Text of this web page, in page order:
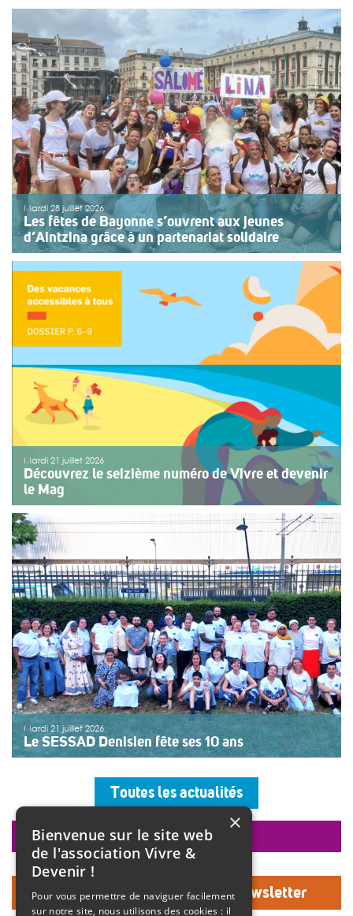
Mardi 28 juillet 2026
Les fêtes de Bayonne s’ouvrent aux jeunes
d’Aintzina grâce à un partenariat solidaire
Une organisation collective au service de l’inclusion
Depuis sept ans, l’association ouvre le premier jour des
fêtes de Bayonne à une structure accompagnant des
enfants ou des adolescents en situation de handicap
ou de fragilité. Cette année, le choix […]
>>Lire la suite
Mardi 21 juillet 2026
Découvrez le seizième numéro de Vivre et devenir
le Mag
Le numéro du mois de juillet 2026 de Vivre et devenir, Le
Mag, vient de paraître. Le dossier central se concentre
sur les vacances pour tous. Vivre et devenir a lancé un
plan d’action afin de rendre les vacances accessibles
[…]
>>Lire la suite
Mardi 21 juillet 2026
Le SESSAD Denisien fête ses 10 ans
accueillaient les invités autour d’un buffet, dans une
ambiance musicale live assurée par un groupe de
musiciens. Christine Manadi, directrice du SESSAD
depuis sa création, est revenue sur l’histoire […]
>>Lire la suite
Toutes les actualités
Inscrivez-vous à notre Newsletter
faire un don
×
Bienvenue sur le site web
de l'association Vivre &
Devenir !
Pour vous permettre de naviguer facilement
sur notre site, nous utilisons des cookies : il